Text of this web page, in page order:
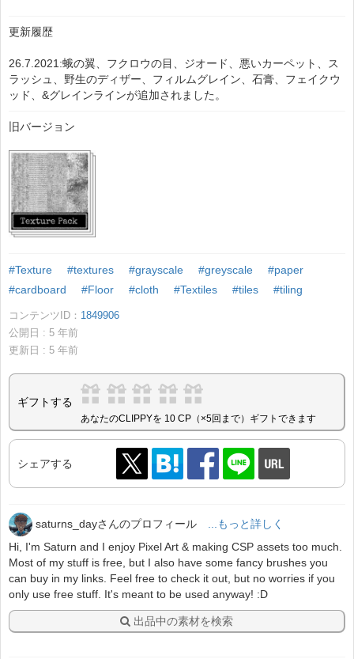
更新履歴
26.7.2021:蛾の翼、フクロウの目、ジオード、悪いカーペット、ス
ラッシュ、野生のディザー、フィルムグレイン、石膏、フェイクウ
ッド、&グレインラインが追加されました。
旧バージョン
#Texture #textures #grayscale #greyscale
#paper
#cardboard
#Floor #cloth #Textiles #tiles #tiling
コンテンツID： 1849906
公開日 : 5 年前
更新日 : 5 年前
ギフトする
あなたのCLIPPYを 10 CP（×5回まで）ギフトできます
シェアする
saturns_dayさんのプロフィール
...もっと詳しく
Hi, I'm Saturn and I enjoy Pixel Art & making CSP assets too much.
Most of my stuff is free, but I also have some fancy brushes you
can buy in my links. Feel free to check it out, but no worries if you
only use free stuff. It's meant to be used anyway! :D
出品中の素材を検索